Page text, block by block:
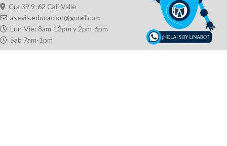
Cra 39 9-62 Cali-Valle
asevis.educacion@gmail.com
Lun-Vie: 8am-12pm y 2pm-6pm
Sab 7am-1pm